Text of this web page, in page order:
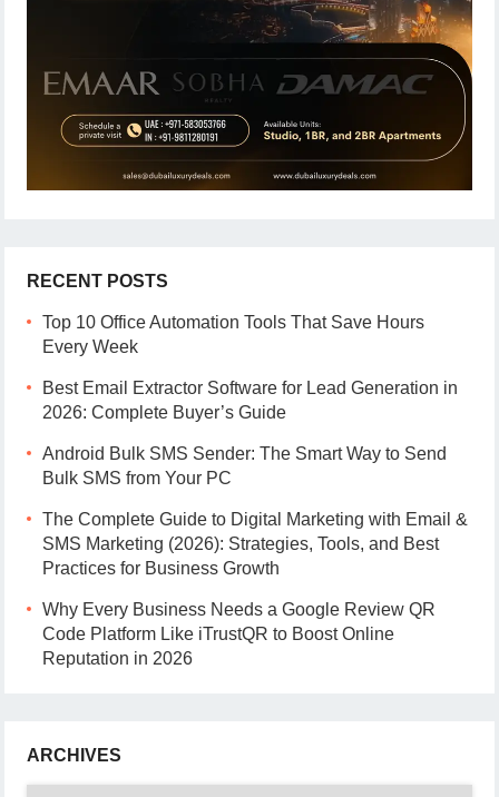
RECENT POSTS
Top 10 Office Automation Tools That Save Hours
Every Week
Best Email Extractor Software for Lead Generation in
2026: Complete Buyer’s Guide
Android Bulk SMS Sender: The Smart Way to Send
Bulk SMS from Your PC
The Complete Guide to Digital Marketing with Email &
SMS Marketing (2026): Strategies, Tools, and Best
Practices for Business Growth
Why Every Business Needs a Google Review QR
Code Platform Like iTrustQR to Boost Online
Reputation in 2026
ARCHIVES